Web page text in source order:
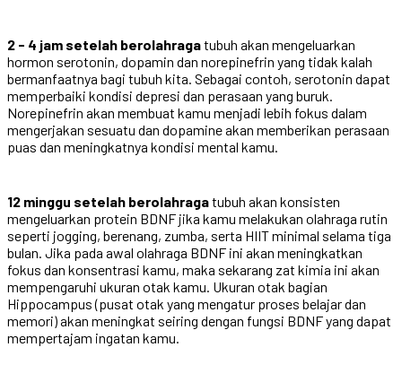
2 - 4 jam setelah berolahragatubuh akan mengeluarkan
hormon serotonin, dopamin dan norepinefrin yang tidak kalah
bermanfaatnya bagi tubuh kita. Sebagai contoh, serotonin dapat
memperbaiki kondisi depresi dan perasaan yang buruk.
Norepinefrin akan membuat kamu menjadi lebih fokus dalam
mengerjakan sesuatu dan dopamine akan memberikan perasaan
puas dan meningkatnya kondisi mental kamu.
12 minggu setelah berolahragatubuh akan konsisten
mengeluarkan protein BDNF jika kamu melakukan olahraga rutin
seperti jogging, berenang, zumba, serta HIIT minimal selama tiga
bulan. Jika pada awal olahraga BDNF ini akan meningkatkan
fokus dan konsentrasi kamu, maka sekarang zat kimia ini akan
mempengaruhi ukuran otak kamu. Ukuran otak bagian
Hippocampus (pusat otak yang mengatur proses belajar dan
memori) akan meningkat seiring dengan fungsi BDNF yang dapat
mempertajam ingatan kamu.